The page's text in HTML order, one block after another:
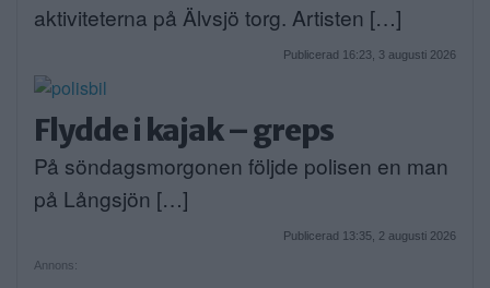
aktiviteterna på Älvsjö torg. Artisten […]
Publicerad 16:23, 3 augusti 2026
Flydde i kajak – greps
På söndagsmorgonen följde polisen en man
på Långsjön […]
Publicerad 13:35, 2 augusti 2026
Annons: